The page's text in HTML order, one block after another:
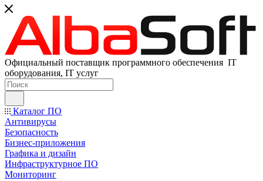
Официальный поставщик программного обеспечения IT
оборудования, IT услуг
Каталог ПО
Антивирусы
Безопасность
Бизнес-приложения
Графика и дизайн
Инфраструктурное ПО
Мониторинг